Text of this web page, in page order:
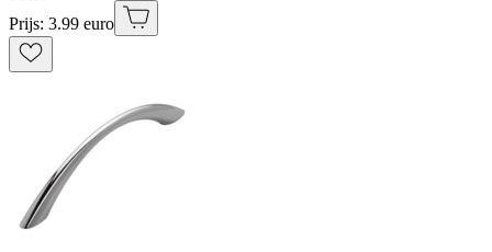
Prijs: 3.99 euro